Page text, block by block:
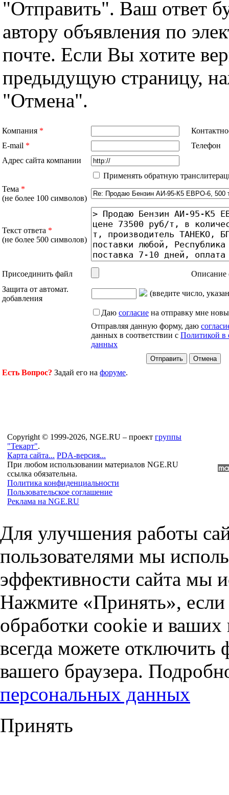
"Отправить". Ваш ответ
автору объявления по
почте. Если Вы хотите
предыдущую страницу,
"Отмена".
Компания *
E-mail *
Телефон
Адрес сайта компании
Применять обратную
Тема *
(не более 100 символов)
Текст ответа *
(не более 500 символов)
Присоединить файл
Описание
Защита от автомат.
добавления
(введите число,
Даю согласие на отправку мне
Отправляя данную форму, даю
данных в соответствии с Политикой в
данных
Есть Вопрос? Задай его на форуме.
Copyright © 1999-2026, NGE.RU – проект группы
"Текарт".
Карта сайта... PDA-версия...
При любом использовании материалов NGE.RU
ссылка обязательна.
Политика конфиденциальности
Пользовательское соглашение
Реклама на NGE.RU
Для улучшения работы
пользователями мы
эффективности сайта мы
Нажмите «Принять», если
обработки cookie и
всегда можете отключить
вашего браузера.
персональных данных
Принять